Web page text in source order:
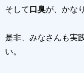
そして 口臭が、かな
是非、みなさんも実
い。